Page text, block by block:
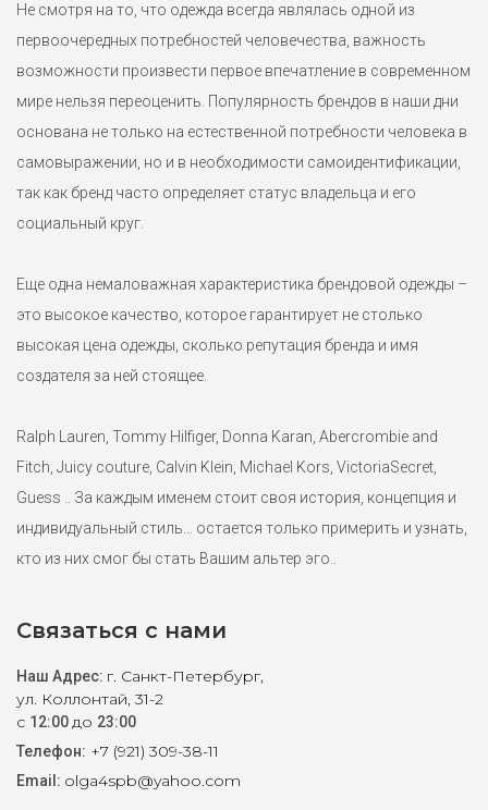
Не смотря на то, что одежда всегда являлась одной из
первоочередных потребностей человечества, важность
возможности произвести первое впечатление в современном
мире нельзя переоценить. Популярность брендов в наши дни
основана не только на естественной потребности человека в
самовыражении, но и в необходимости самоидентификации,
так как бренд часто определяет статус владельца и его
социальный круг.
Еще одна немаловажная характеристика брендовой одежды –
это высокое качество, которое гарантирует не столько
высокая цена одежды, сколько репутация бренда и имя
создателя за ней стоящее.
Ralph Lauren, Tommy Hilfiger, Donna Karan, Abercrombie and
Fitch, Juicy couture, Calvin Klein, Michael Kors, VictoriaSecret,
Guess .. За каждым именем стоит своя история, концепция и
индивидуальный стиль... остается только примерить и узнать,
кто из них смог бы стать Вашим альтер эго..
Связаться с нами
Наш Адрес: г. Санкт-Петербург,
ул. Коллонтай, 31-2
с 12:00до 23:00
Телефон: +7 (921) 309-38-11
Email: olga4spb@yahoo.com